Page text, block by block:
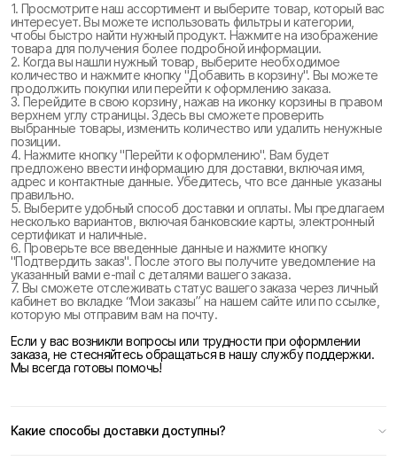
1. Просмотрите наш ассортимент и выберите товар, который вас
интересует. Вы можете использовать фильтры и категории,
чтобы быстро найти нужный продукт. Нажмите на изображение
товара для получения более подробной информации.
2. Когда вы нашли нужный товар, выберите необходимое
количество и нажмите кнопку "Добавить в корзину". Вы можете
продолжить покупки или перейти к оформлению заказа.
3. Перейдите в свою корзину, нажав на иконку корзины в правом
верхнем углу страницы. Здесь вы сможете проверить
выбранные товары, изменить количество или удалить ненужные
позиции.
4. Нажмите кнопку "Перейти к оформлению". Вам будет
предложено ввести информацию для доставки, включая имя,
адрес и контактные данные. Убедитесь, что все данные указаны
правильно.
5. Выберите удобный способ доставки и оплаты. Мы предлагаем
несколько вариантов, включая банковские карты, электронный
сертификат и наличные.
6. Проверьте все введенные данные и нажмите кнопку
"Подтвердить заказ". После этого вы получите уведомление на
указанный вами e-mail с деталями вашего заказа.
7. Вы сможете отслеживать статус вашего заказа через личный
кабинет во вкладке “Мои заказы” на нашем сайте или по ссылке,
которую мы отправим вам на почту.
Если у вас возникли вопросы или трудности при оформлении
заказа, не стесняйтесь обращаться в нашу службу поддержки.
Мы всегда готовы помочь!
Какие способы доставки доступны?